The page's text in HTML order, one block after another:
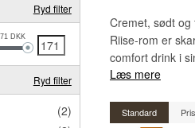
Ryd filter
DKK
Ryd filter
(2)
Cremet, sødt
Riise-rom er
comfort drink i
Læs mere
Standard